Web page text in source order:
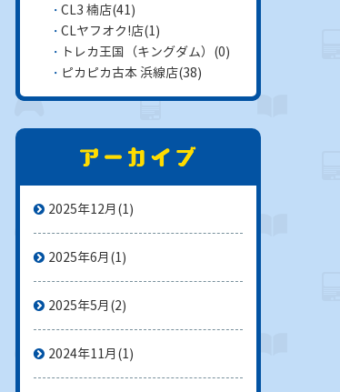
CL3 楠店(41)
CLヤフオク!店(1)
トレカ王国（キングダム） (0)
ピカピカ古本 浜線店(38)
2025年12月 (1)
2025年6月 (1)
2025年5月 (2)
2024年11月 (1)